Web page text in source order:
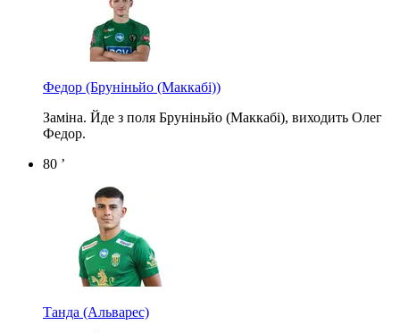
Федор (Бруніньйо (Маккабі))
Заміна. Йде з поля Бруніньйо (Маккабі), виходить Олег
Федор.
80 ’
Танда (Альварес)